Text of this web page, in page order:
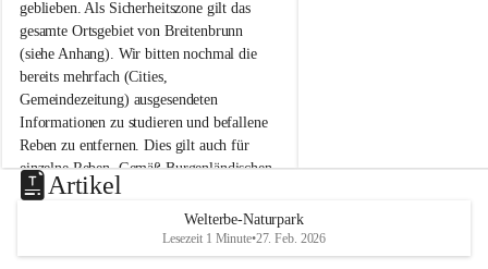
r
u
n
n
a
m
N
e
u
s
d
geblieben. Als Sicherheitszone gilt das
gesamte Ortsgebiet von Breitenbrunn
(siehe Anhang). Wir bitten nochmal die
bereits mehrfach (Cities,
Gemeindezeitung) ausgesendeten
Informationen zu studieren und befallene
Reben zu entfernen. Dies gilt auch für
einzelne Reben. Gemäß Burgenländischen
Weinbaugesetz sind nicht gepflegte oder
unzulässige Weingärten zu roden! Bitte
helfen wir zusammen um unsere Winzer
vor den prognostizierten Ernteausfällen
u
e
d
Artikel
Welterbe-Naturpark
Lesezeit 1 Minute•27. Feb. 2026